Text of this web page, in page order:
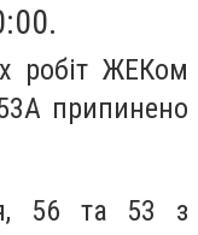
робіт ЖЕКом
припинено
56 та 53 з